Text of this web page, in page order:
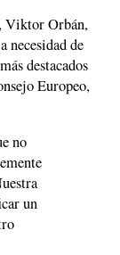
Viktor Orbán,
necesidad de
destacados
Europeo,
no
un